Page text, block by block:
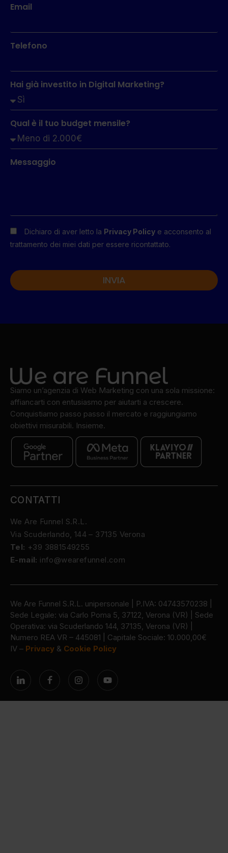
Email
Telefono
Hai già investito in Digital Marketing?
Qual è il tuo budget mensile?
Messaggio
Dichiaro di aver letto la Privacy Policy e acconsento al
trattamento dei miei dati per essere ricontattato.
INVIA
Siamo un’agenzia di Web Marketing con una sola missione:
affiancarti con entusiasmo per aiutarti a crescere.
Conquistiamo passo passo il mercato e raggiungiamo
obiettivi misurabili. Insieme.
CONTATTI
We Are Funnel S.R.L.
Via Scuderlando, 144 – 37135 Verona
Tel: +39 3881549255
E-mail: info@wearefunnel.com
We Are Funnel S.R.L. unipersonale | P.IVA: 04743570238 |
Sede Legale: via Carlo Poma 5, 37122, Verona (VR) | Sede
Operativa: via Scuderlando 144, 37135, Verona (VR) |
Numero REA VR – 445081 | Capitale Sociale: 10.000,00€
IV – Privacy & Cookie Policy